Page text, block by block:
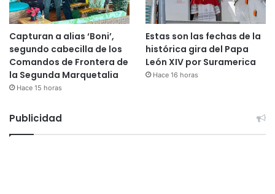
Capturan a alias ‘Boni’,
segundo cabecilla de los
Comandos de Frontera de
la Segunda Marquetalia
Hace 15 horas
Estas son las fechas de la
histórica gira del Papa
León XIV por Suramerica
Hace 16 horas
Publicidad